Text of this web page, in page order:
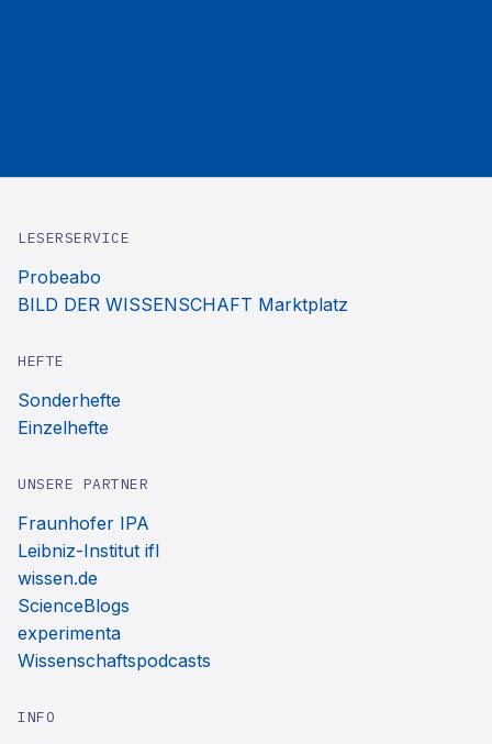
LESERSERVICE
Probeabo
BILD DER WISSENSCHAFT Marktplatz
HEFTE
Sonderhefte
Einzelhefte
UNSERE PARTNER
Fraunhofer IPA
Leibniz-Institut ifl
wissen.de
ScienceBlogs
experimenta
Wissenschaftspodcasts
INFO